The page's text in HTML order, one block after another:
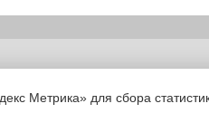
Copyright (c) |Вестник Педагога
Метрика» для сбора